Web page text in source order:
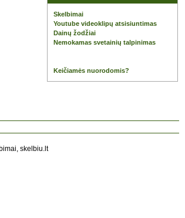
Skelbimai
Youtube videoklipų atsisiuntimas
Dainų žodžiai
Nemokamas svetainių talpinimas
Keičiamės nuorodomis?